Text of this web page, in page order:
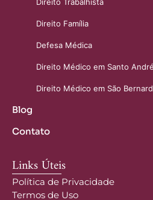
Direito Família
Defesa Médica
Direito Médico em Santo André
Direito Médico em São
Blog
Contato
Links Úteis
Política de Privacidade
Termos de Uso